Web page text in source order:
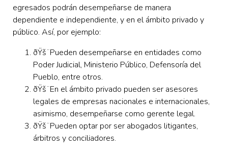
egresados podrán desempeñarse de manera
dependiente e independiente, y en el ámbito privado y
público. Así, por ejemplo:
ðŸš¨Pueden desempeñarse en entidades como
Poder Judicial, Ministerio Público, Defensoría del
Pueblo, entre otros.
ðŸš¨En el ámbito privado pueden ser asesores
legales de empresas nacionales e internacionales,
asimismo, desempeñarse como gerente legal.
ðŸš¨Pueden optar por ser abogados litigantes,
árbitros y conciliadores.